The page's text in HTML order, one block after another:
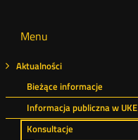
Menu
Aktualności
Bieżące informacje
Informacja publiczna w UKE
Konsultacje